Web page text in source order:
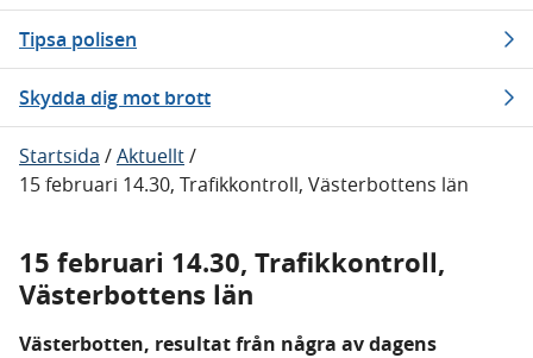
Tipsa polisen
Skydda dig mot brott
Startsida /Aktuellt/
15 februari 14.30, Trafikkontroll, Västerbottens län
15 februari 14.30, Trafikkontroll,
Västerbottens län
Västerbotten, resultat från några av dagens